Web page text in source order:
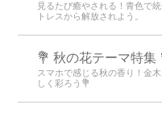
見るたび癒やされる！青色で
トレスから解放されよう。
💐 秋の花テーマ特集
スマホで感じる秋の香り！金
しく彩ろう💐